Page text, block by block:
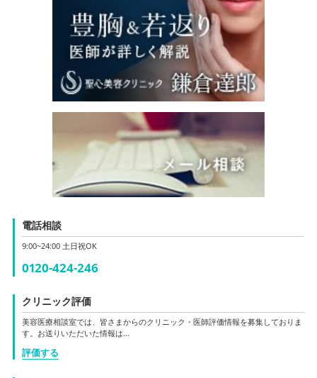
電話相談
9:00~24:00 土日祝OK
0120-424-246
クリニック評価
美容医療相談室では、皆さまからのクリニック・医師評価情報を募集しておりま
す。お送りいただいた情報は…
評価する